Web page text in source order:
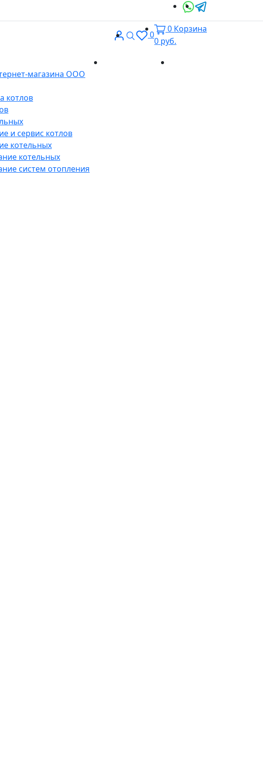
ВходПоиск
0
0 Корзина
0 руб.
магазина ООО
котлов
и сервис котлов
котельных
котельных
систем отопления